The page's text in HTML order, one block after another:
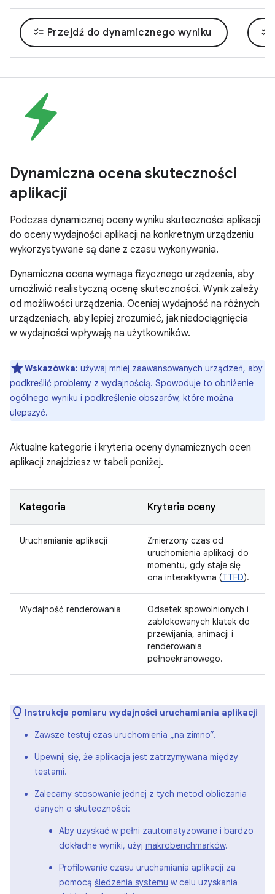
checklist Przejdź do dynamicznego wyniku checklist
Dynamiczna ocena skuteczności
aplikacji
Podczas dynamicznej oceny wyniku skuteczności aplikacji
do oceny wydajności aplikacji na konkretnym urządzeniu
wykorzystywane są dane z czasu wykonywania.
Dynamiczna ocena wymaga fizycznego urządzenia, aby
umożliwić realistyczną ocenę skuteczności. Wynik zależy
od możliwości urządzenia. Oceniaj wydajność na różnych
urządzeniach, aby lepiej zrozumieć, jak niedociągnięcia
w wydajności wpływają na użytkowników.
Wskazówka: używaj mniej zaawansowanych urządzeń, aby
podkreślić problemy z wydajnością. Spowoduje to obniżenie
ogólnego wyniku i podkreślenie obszarów, które można
ulepszyć.
Aktualne kategorie i kryteria oceny dynamicznych ocen
aplikacji znajdziesz w tabeli poniżej.
Kategoria Kryteria oceny
Uruchamianie aplikacji
Zmierzony czas od
uruchomienia aplikacji do
momentu, gdy staje się
ona interaktywna (TTFD).
Wydajność renderowania
Odsetek spowolnionych i
zablokowanych klatek do
przewijania, animacji i
renderowania
pełnoekranowego.